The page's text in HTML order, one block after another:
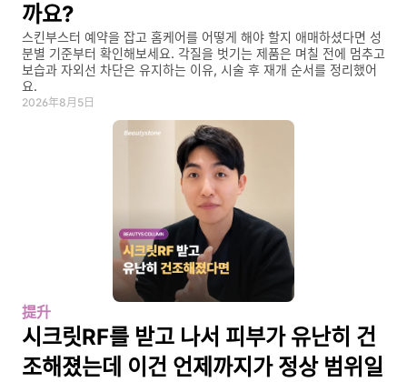
까요?
스킨부스터 예약을 잡고 홈케어를 어떻게 해야 할지 애매하셨다면 성
분별 기준부터 확인해보세요. 각질을 벗기는 제품은 며칠 전에 멈추고
보습과 자외선 차단은 유지하는 이유, 시술 후 재개 순서를 정리했어
요.
2026年8月5日
提升
시크릿RF를 받고 나서 피부가 유난히 건
조해졌는데 이건 언제까지가 정상 범위일